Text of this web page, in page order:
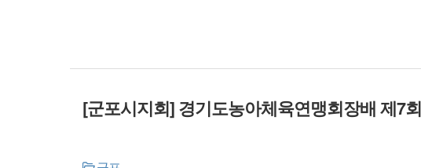
[군포시지회] 경기도농아체육연맹회장배 제7